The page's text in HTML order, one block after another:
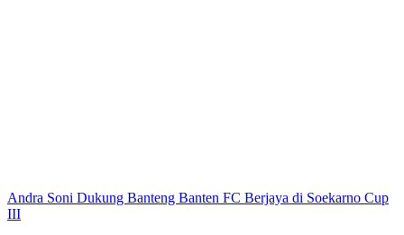
Andra Soni Dukung Banteng Banten FC Berjaya di Soekarno Cup
III